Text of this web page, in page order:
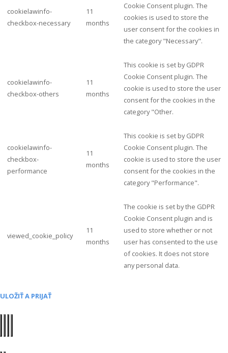
cookielawinfo-
checkbox-necessary
11
months
Cookie Consent plugin. The
cookies is used to store the
user consent for the cookies in
the category "Necessary".
cookielawinfo-
checkbox-others
11
months
This cookie is set by GDPR
Cookie Consent plugin. The
cookie is used to store the user
consent for the cookies in the
category "Other.
cookielawinfo-
checkbox-
performance
11
months
This cookie is set by GDPR
Cookie Consent plugin. The
cookie is used to store the user
consent for the cookies in the
category "Performance".
viewed_cookie_policy
11
months
The cookie is set by the GDPR
Cookie Consent plugin and is
used to store whether or not
user has consented to the use
of cookies. It does not store
any personal data.
ULOŽIŤ A PRIJAŤ